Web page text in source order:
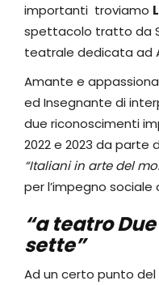
importanti troviamo
spettacolo tratto da
teatrale dedicata ad
Amante e
ed Insegnante di
due riconoscimenti
2022 e 2023 da parte
“Italiani in arte del
per l’impegno
“a teatro
sette”
Ad un certo punto